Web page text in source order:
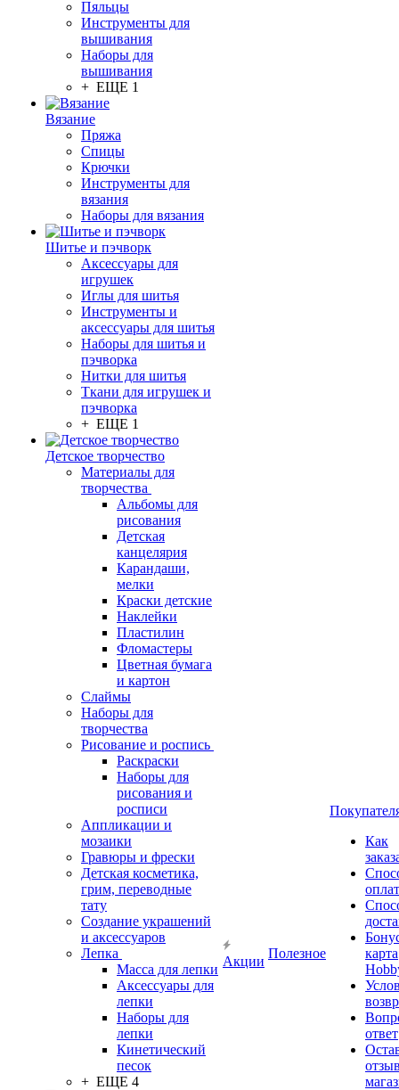
Пяльцы
Инструменты для
вышивания
Наборы для
вышивания
+ ЕЩЕ 1
Вязание
Пряжа
Спицы
Крючки
Инструменты для
вязания
Наборы для вязания
Шитье и пэчворк
Аксессуары для
игрушек
Иглы для шитья
Инструменты и
аксессуары для шитья
Наборы для шитья и
пэчворка
Нитки для шитья
Ткани для игрушек и
пэчворка
+ ЕЩЕ 1
Детское творчество
Материалы для
творчества
Альбомы для
рисования
Детская
канцелярия
Карандаши,
мелки
Краски детские
Наклейки
Пластилин
Фломастеры
Цветная бумага
и картон
Слаймы
Наборы для
творчества
Рисование и роспись
Раскраски
Наборы для
рисования и
росписи
Аппликации и
мозаики
Гравюры и фрески
Детская косметика,
грим, переводные
тату
Создание украшений
и аксессуаров
Лепка
Масса для лепки
Аксессуары для
лепки
Наборы для
лепки
Кинетический
песок
+ ЕЩЕ 4
Акции
Полезное
Как
карта
ответ